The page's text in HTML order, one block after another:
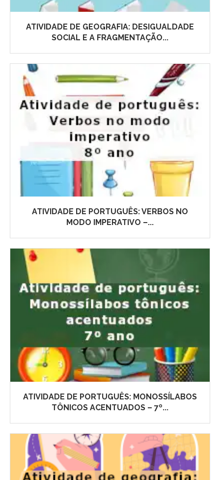
ATIVIDADE DE GEOGRAFIA: DESIGUALDADE
SOCIAL E A FRAGMENTAÇÃO...
ATIVIDADE DE PORTUGUÊS: VERBOS NO
MODO IMPERATIVO –...
ATIVIDADE DE PORTUGUÊS: MONOSSÍLABOS
TÔNICOS ACENTUADOS – 7º...